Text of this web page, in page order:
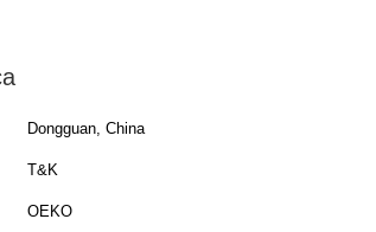
Dongguan, China
T&K
OEKO